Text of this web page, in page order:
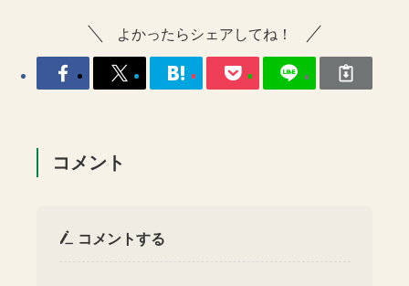
よかったらシェアしてね！
コメント
コメントする